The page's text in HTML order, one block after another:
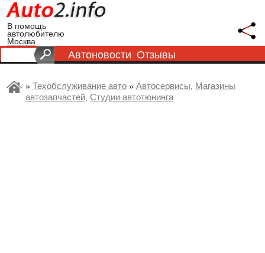
В помощь
автолюбителю
Москва
Автоновости Отзывы
» Техобслуживание авто » Автосервисы, Магазины
автозапчастей, Студии автотюнинга